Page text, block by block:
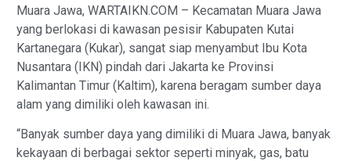
Muara Jawa, WARTAIKN.COM – Kecamatan Muara Jawa
yang berlokasi di kawasan pesisir Kabupaten Kutai
Kartanegara (Kukar), sangat siap menyambut Ibu Kota
Nusantara (IKN) pindah dari Jakarta ke Provinsi
Kalimantan Timur (Kaltim), karena beragam sumber daya
alam yang dimiliki oleh kawasan ini.
“Banyak sumber daya yang dimiliki di Muara Jawa, banyak
kekayaan di berbagai sektor seperti minyak, gas, batu